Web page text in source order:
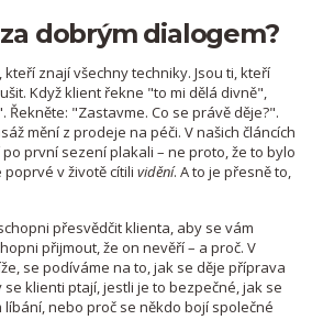
dobrým dialogem?
znají všechny techniky. Jsou ti, kteří
Když klient řekne "to mi dělá divně",
"Zastavme. Co se právě děje?".
mění z prodeje na péči. V našich článcích
první sezení plakali – ne proto, že to bylo
v životě cítili vidění. A to je přesně to,
přesvědčit klienta, aby se vám
přijmout, že on nevěří – a proč. V
se podíváme na to, jak se děje příprava
klienti ptají, jestli je to bezpečné, jak se
nebo proč se někdo bojí společné